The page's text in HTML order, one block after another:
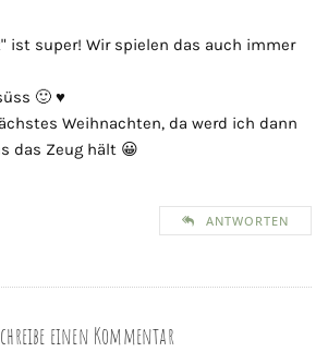
ist super! Wir spielen das auch immer
🙂 ♥
Weihnachten, da werd ich dann
das Zeug hält 😀
ANTWORTEN
einen Kommentar